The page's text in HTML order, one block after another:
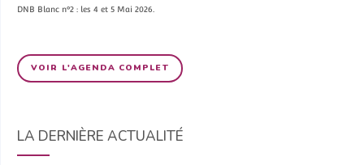
DNB Blanc n°2 : les 4 et 5 Mai 2026.
VOIR L'AGENDA COMPLET
LA DERNIÈRE ACTUALITÉ